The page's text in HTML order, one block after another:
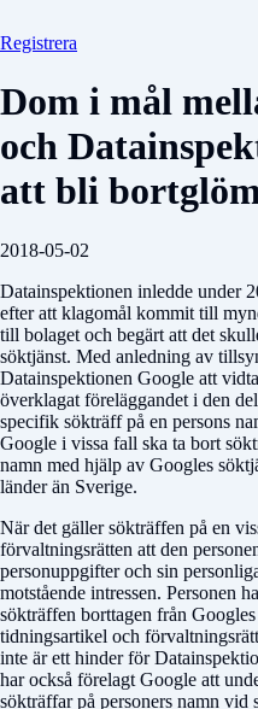
Registrera
Dom i mål
och
att bli
2018-05-02
Datainspektionen inledde under
efter att klago­mål kommit till
till bolaget och begärt att det
söktjänst. Med anledning av
Datainspektionen Google att
överklagat föreläggandet i den
specifik sökträff på en persons
Google i vissa fall ska ta bort
namn med hjälp av Googles
länder än Sverige.
När det gäller sökträffen på en
förvaltningsrätten att den
personuppgifter och sin
motstående intressen. Personen
sökträffen borttagen från
tidningsartikel och
inte är ett hinder för
har också förelagt Google att
sökträffar på personers namn vid